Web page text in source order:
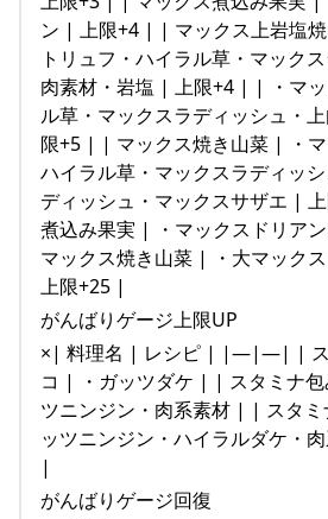
ン | 上限+4 | | マックス上岩塩
トリュフ・ハイラル草・マック
肉素材・岩塩 | 上限+4 | | ・マ
ル草・マックスラディッシュ・
限+5 | | マックス焼き山菜 | ・マ
ハイラル草・マックスラディッ
ディッシュ・マックスサザエ |
煮込み果実 | ・マックスドリア
マックス焼き山菜 | ・大マック
上限+25 |
がんばりゲージ上限UP
×| 料理名 | レシピ | |—|—| | ス
コ | ・ガッツダケ | | スタミナ
ツニンジン・肉系素材 | | スタ
ッツニンジン・ハイラルダケ・
|
がんばりゲージ回復